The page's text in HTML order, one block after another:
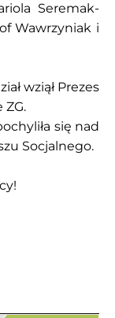
Seremak-
Wawrzyniak i
wziął Prezes
ZG.
się nad
Socjalnego.